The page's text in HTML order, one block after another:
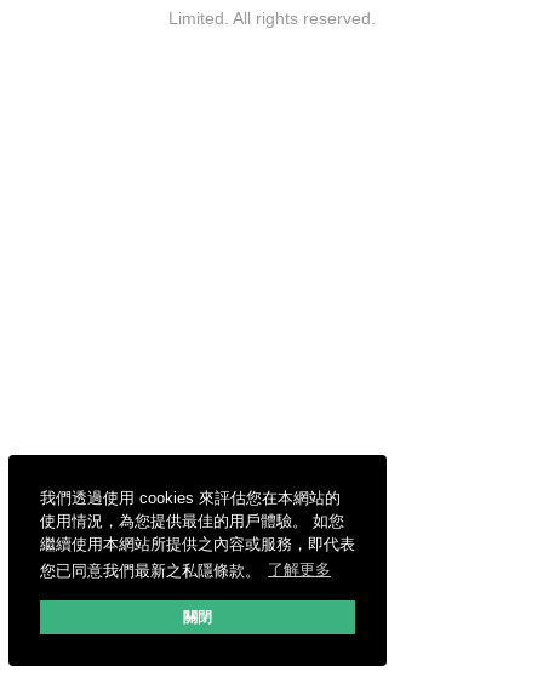
我們透過使用 cookies 來評估您在本網站的
使用情況，為您提供最佳的用戶體驗。 如您
繼續使用本網站所提供之內容或服務，即代表
您已同意我們最新之私隱條款。
了解更多
關閉
Limited. All rights reserved.